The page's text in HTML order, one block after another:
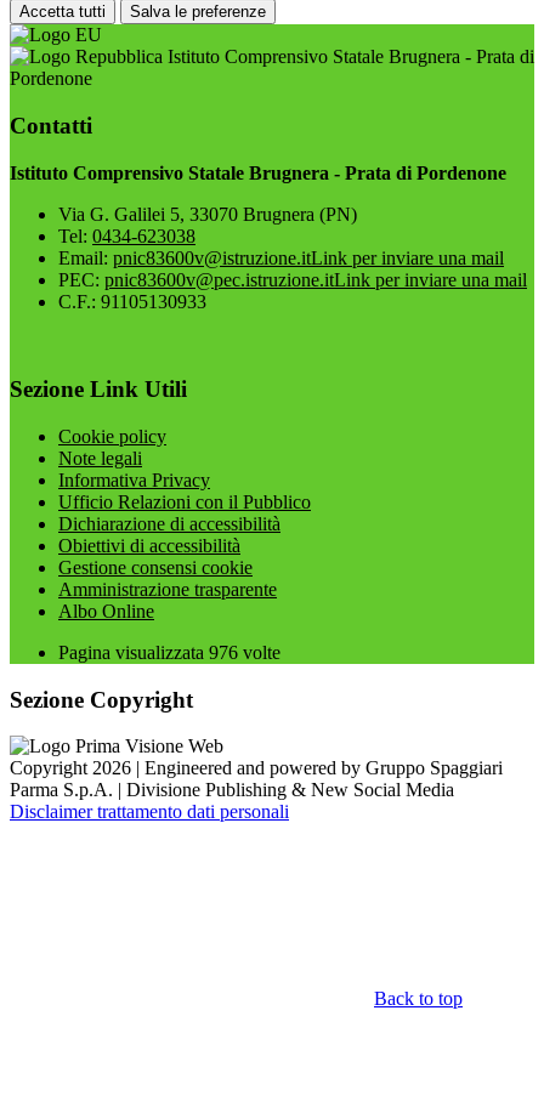
Accetta tutti Salva le preferenze
Istituto Comprensivo Statale Brugnera - Prata di
Pordenone
Contatti
Istituto Comprensivo Statale Brugnera - Prata di Pordenone
Via G. Galilei 5, 33070 Brugnera (PN)
Tel: 0434-623038
Email: pnic83600v@istruzione.itLink per inviare una mail
PEC: pnic83600v@pec.istruzione.itLink per inviare una mail
C.F.: 91105130933
Sezione Link Utili
Cookie policy
Note legali
Informativa Privacy
Ufficio Relazioni con il Pubblico
Dichiarazione di accessibilità
Obiettivi di accessibilità
Gestione consensi cookie
Amministrazione trasparente
Albo Online
Pagina visualizzata 976 volte
Sezione Copyright
Copyright 2026 | Engineered and powered by Gruppo Spaggiari
Parma S.p.A. | Divisione Publishing & New Social Media
Disclaimer trattamento dati personali
Back to top